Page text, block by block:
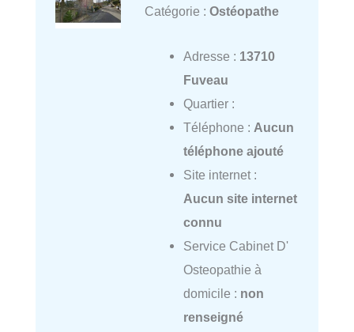
Catégorie : Ostéopathe
Adresse : 13710
Fuveau
Quartier :
Téléphone : Aucun
téléphone ajouté
Site internet :
Aucun site internet
connu
Service Cabinet D'
Osteopathie à
domicile : non
renseigné